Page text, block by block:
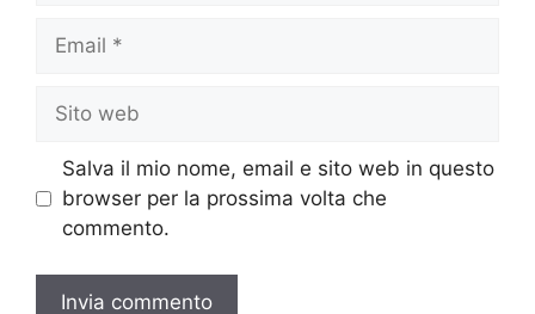
Email
Sito
web
Salva il mio nome, email e sito web in questo
browser per la prossima volta che
commento.